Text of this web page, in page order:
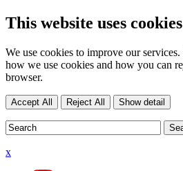
This website uses cookies
We use cookies to improve our
how we use cookies and how you can
browser.
Accept All Reject All Show detail
x